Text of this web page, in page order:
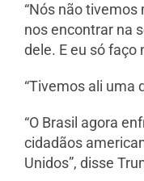
“Nós não
nos encontrar na
dele. E eu só faço
“Tivemos ali uma
“O Brasil agora
cidadãos
Unidos”, disse